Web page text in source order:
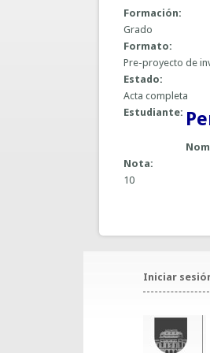
Formación:
Grado
Formato:
Pre-proyecto de
Estado:
Acta completa
Estudiante:
Nota:
10
Iniciar